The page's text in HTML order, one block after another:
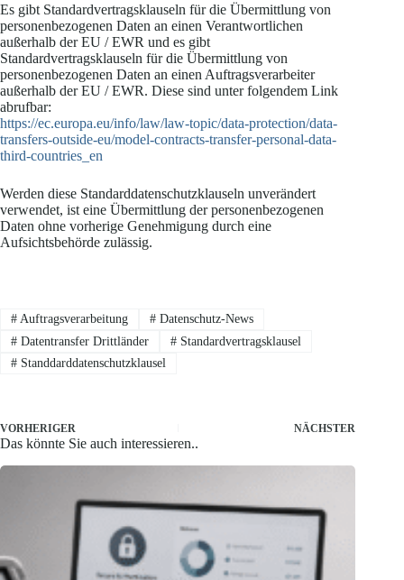
Es gibt Standardvertragsklauseln für die Übermittlung von
personenbezogenen Daten an einen Verantwortlichen
außerhalb der EU / EWR und es gibt
Standardvertragsklauseln für die Übermittlung von
personenbezogenen Daten an einen Auftragsverarbeiter
außerhalb der EU / EWR. Diese sind unter folgendem Link
abrufbar:
https://ec.europa.eu/info/law/law-topic/data-protection/data-
transfers-outside-eu/model-contracts-transfer-personal-data-
third-countries_en
Werden diese Standarddatenschutzklauseln unverändert
verwendet, ist eine Übermittlung der personenbezogenen
Daten ohne vorherige Genehmigung durch eine
Aufsichtsbehörde zulässig.
#Auftragsverarbeitung #Datenschutz-News
#Datentransfer Drittländer #Standardvertragsklausel
#Standdarddatenschutzklausel
VORHERIGER NÄCHSTER
Das könnte Sie auch interessieren..